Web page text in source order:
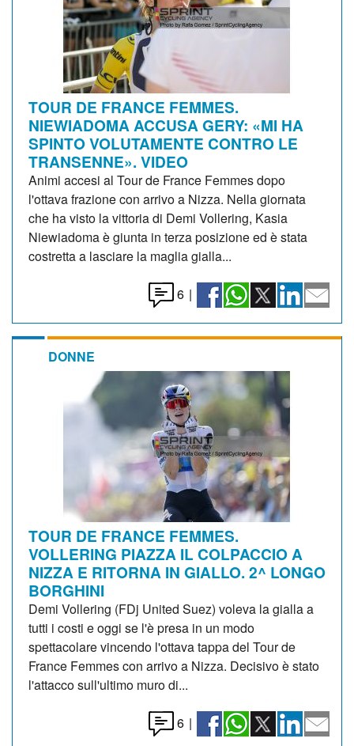
TOUR DE FRANCE FEMMES.
NIEWIADOMA ACCUSA GERY: «MI HA
SPINTO VOLUTAMENTE CONTRO LE
TRANSENNE». VIDEO
Animi accesi al Tour de France Femmes dopo
l'ottava frazione con arrivo a Nizza. Nella giornata
che ha visto la vittoria di Demi Vollering, Kasia
Niewiadoma è giunta in terza posizione ed è stata
costretta a lasciare la maglia gialla...
6 |
DONNE
TOUR DE FRANCE FEMMES.
VOLLERING PIAZZA IL COLPACCIO A
NIZZA E RITORNA IN GIALLO. 2^ LONGO
BORGHINI
Demi Vollering (FDj United Suez) voleva la gialla a
tutti i costi e oggi se l'è presa in un modo
spettacolare vincendo l'ottava tappa del Tour de
France Femmes con arrivo a Nizza. Decisivo è stato
l'attacco sull'ultimo muro di...
6 |